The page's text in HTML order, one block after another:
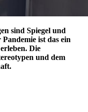
sind Spiegel und
ist das ein
Die
und dem